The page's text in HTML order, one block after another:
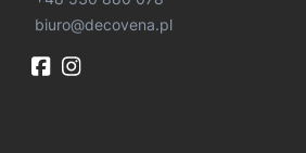
biuro@decovena.pl